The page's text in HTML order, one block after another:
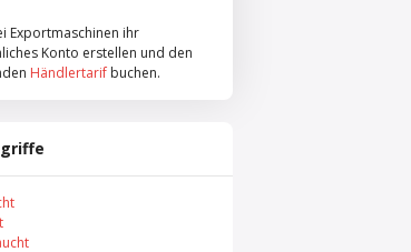
Exportmaschinen ihr
Konto erstellen und den
Händlertarif buchen.